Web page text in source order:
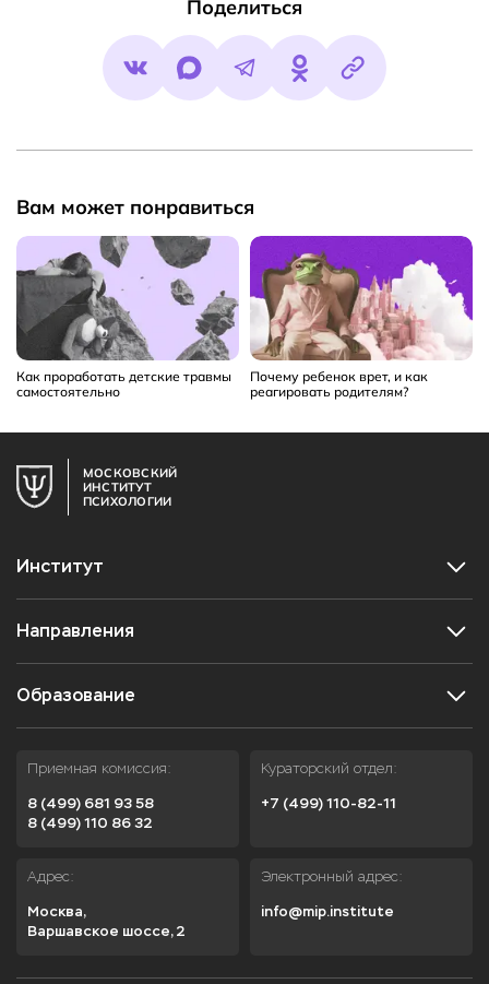
Поделиться
Вам может понравиться
Как проработать детские травмы
самостоятельно
Почему ребенок врет, и как
реагировать родителям?
МОСКОВСКИЙ
ИНСТИТУТ
ПСИХОЛОГИИ
Институт
Направления
Образование
Приемная комиссия:
8 (499) 681 93 58
8 (499) 110 86 32
Кураторский отдел:
+7 (499) 110-82-11
Адрес:
Москва,
Варшавское шоссе, 2
Электронный адрес:
info@mip.institute